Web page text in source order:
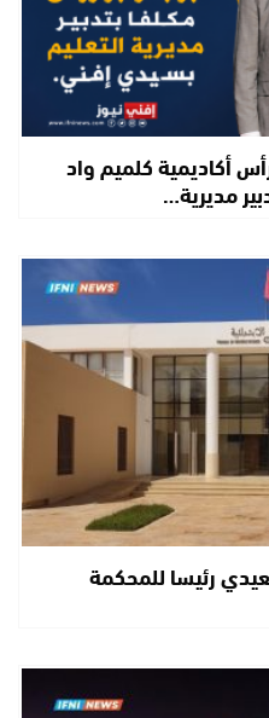
أكاديمية كلميم واد
مديرية…
رئيسا للمحكمة